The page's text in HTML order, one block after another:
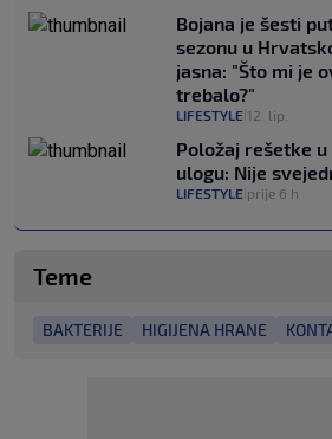
Bojana je šesti
sezonu u
jasna: "Što mi je
trebalo?"
LIFESTYLE 12. lip.
Položaj rešetke
ulogu: Nije
LIFESTYLE prije 6 h
Teme
BAKTERIJE HIGIJENA HRANE